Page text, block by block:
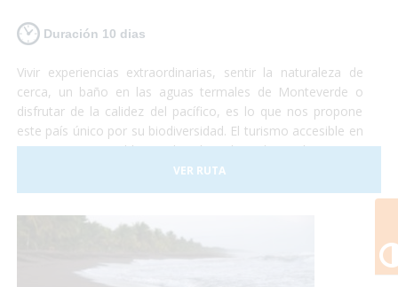
Duración 10 dias
Vivir experiencias extraordinarias, sentir la naturaleza de
cerca, un baño en las aguas termales de Monteverde o
disfrutar de la calidez del pacífico, es lo que nos propone
este país único por su biodiversidad. El turismo accesible en
Costa Rica es posible, sus hoteles adaptados y el trasporte
a nuestra disposición nos darán las garantías necesarias
para disfrutar de esta experiencia plenamente.
VER RUTA